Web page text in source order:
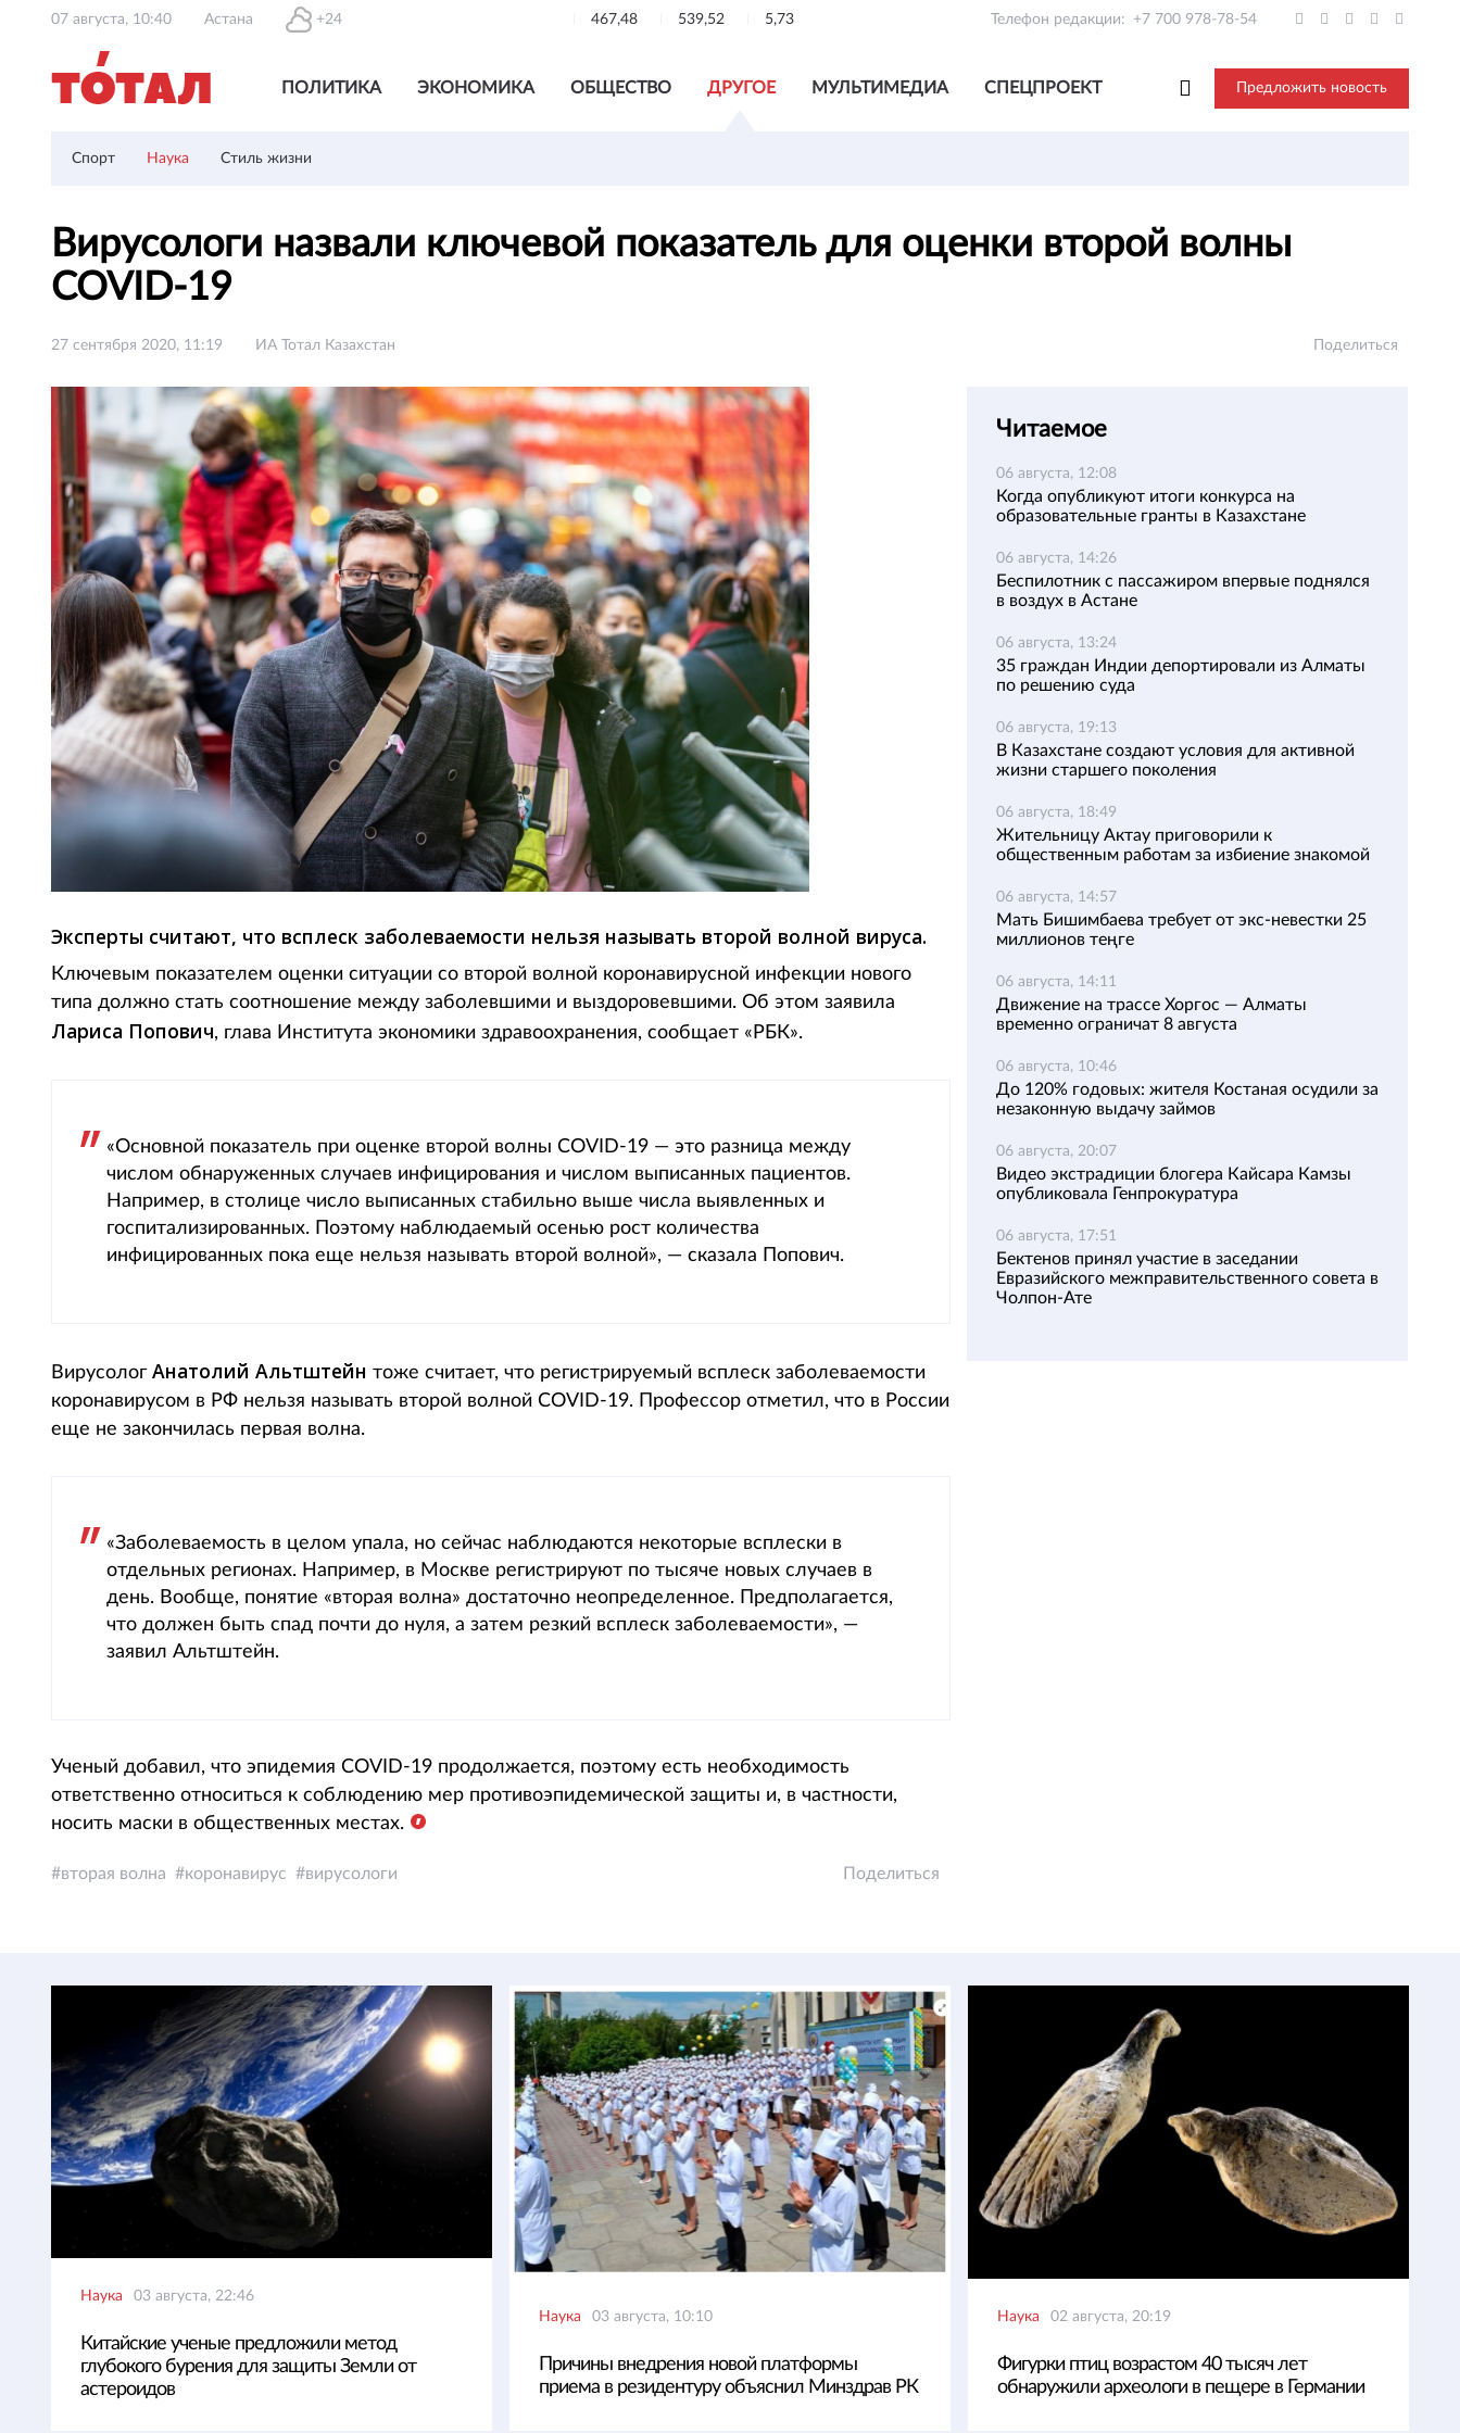
07 августа, 10:40 Астана +24 467,48 539,52 5,73 Телефон редакции: +7 700 978-78-54
ПОЛИТИКА ЭКОНОМИКА ОБЩЕСТВО ДРУГОЕ МУЛЬТИМЕДИА СПЕЦПРОЕКТ Предложить новость
Спорт Наука Стиль жизни
Вирусологи назвали ключевой показатель для оценки второй волны
COVID-19
27 сентября 2020, 11:19 ИА Тотал Казахстан Поделиться
Эксперты считают, что всплеск заболеваемости нельзя называть второй волной вируса.
Ключевым показателем оценки ситуации со второй волной коронавирусной инфекции нового
типа должно стать соотношение между заболевшими и выздоровевшими. Об этом заявила
Лариса Попович, глава Института экономики здравоохранения, сообщает «РБК».
«Основной показатель при оценке второй волны COVID-19 — это разница между
числом обнаруженных случаев инфицирования и числом выписанных пациентов.
Например, в столице число выписанных стабильно выше числа выявленных и
госпитализированных. Поэтому наблюдаемый осенью рост количества
инфицированных пока еще нельзя называть второй волной», — сказала Попович.
Вирусолог Анатолий Альтштейн тоже считает, что регистрируемый всплеск заболеваемости
коронавирусом в РФ нельзя называть второй волной COVID-19. Профессор отметил, что в России
еще не закончилась первая волна.
«Заболеваемость в целом упала, но сейчас наблюдаются некоторые всплески в
отдельных регионах. Например, в Москве регистрируют по тысяче новых случаев в
день. Вообще, понятие «вторая волна» достаточно неопределенное. Предполагается,
что должен быть спад почти до нуля, а затем резкий всплеск заболеваемости», —
заявил Альтштейн.
Ученый добавил, что эпидемия COVID-19 продолжается, поэтому есть необходимость
ответственно относиться к соблюдению мер противоэпидемической защиты и, в частности,
носить маски в общественных местах.
вторая волна коронавирус вирусологи Поделиться
Читаемое
06 августа, 12:08
Когда опубликуют итоги конкурса на
образовательные гранты в Казахстане
06 августа, 14:26
Беспилотник с пассажиром впервые поднялся
в воздух в Астане
06 августа, 13:24
35 граждан Индии депортировали из Алматы
по решению суда
06 августа, 19:13
В Казахстане создают условия для активной
жизни старшего поколения
06 августа, 18:49
Жительницу Актау приговорили к
общественным работам за избиение знакомой
06 августа, 14:57
Мать Бишимбаева требует от экс-невестки 25
миллионов теңге
06 августа, 14:11
Движение на трассе Хоргос — Алматы
временно ограничат 8 августа
06 августа, 10:46
До 120% годовых: жителя Костаная осудили за
незаконную выдачу займов
06 августа, 20:07
Видео экстрадиции блогера Кайсара Камзы
опубликовала Генпрокуратура
06 августа, 17:51
Бектенов принял участие в заседании
Евразийского межправительственного совета в
Чолпон-Ате
Наука 03 августа, 22:46
Китайские ученые предложили метод
глубокого бурения для защиты Земли от
астероидов
Наука 03 августа, 10:10
Причины внедрения новой платформы
приема в резидентуру объяснил Минздрав РК
Наука 02 августа, 20:19
Фигурки птиц возрастом 40 тысяч лет
обнаружили археологи в пещере в Германии